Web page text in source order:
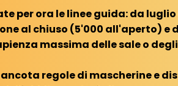
per ora le linee guida: da
al chiuso (5'000 all'aperto) e
massima delle sale o
regole di mascherine e